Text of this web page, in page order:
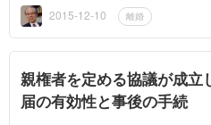
の養育費を一括...
2015-12-10 離婚
親権者を定める協議が成立
届の有効性と事後の手続